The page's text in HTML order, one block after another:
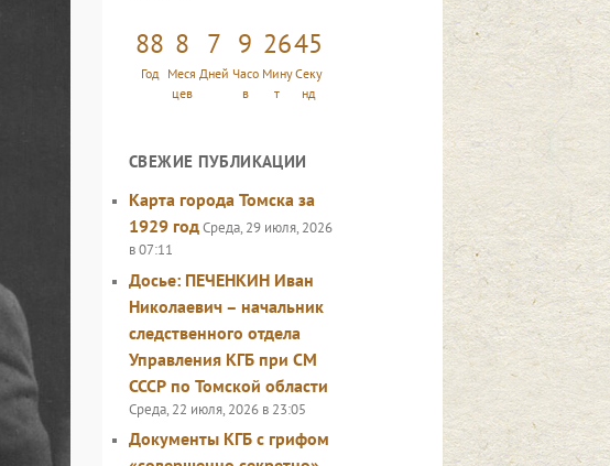
88
Год
8
Меся
цев
7
Дней
9
Часо
в
26
Мину
т
47
Секу
нд
СВЕЖИЕ ПУБЛИКАЦИИ
Карта города Томска за
1929 годСреда, 29 июля, 2026
в 07:11
Досье: ПЕЧЕНКИН Иван
Николаевич – начальник
следственного отдела
Управления КГБ при СМ
СССР по Томской области
Среда, 22 июля, 2026 в 23:05
Документы КГБ с грифом